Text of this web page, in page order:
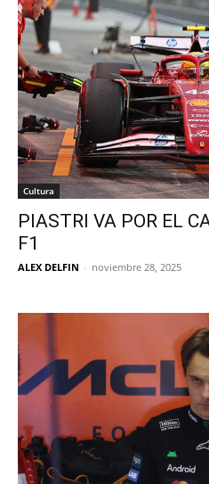
Cultura
PIASTRI VA POR EL
F1
ALEX DELFIN - noviembre 28, 2025